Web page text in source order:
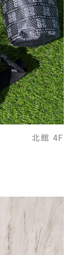
北館 4F